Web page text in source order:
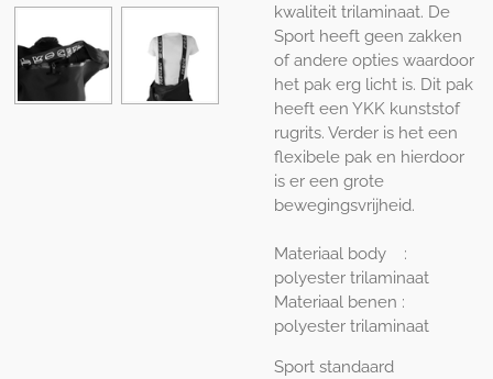
kwaliteit trilaminaat. De
Sport heeft geen zakken
of andere opties waardoor
het pak erg licht is. Dit pak
heeft een YKK kunststof
rugrits. Verder is het een
flexibele pak en hierdoor
is er een grote
bewegingsvrijheid.
Materiaal body :
polyester trilaminaat
Materiaal benen :
polyester trilaminaat
Sport standaard